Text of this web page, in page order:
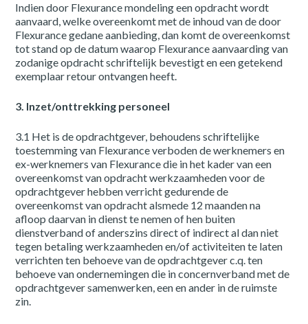
Indien door Flexurance mondeling een opdracht wordt
aanvaard, welke overeenkomt met de inhoud van de door
Flexurance gedane aanbieding, dan komt de overeenkomst
tot stand op de datum waarop Flexurance aanvaarding van
zodanige opdracht schriftelijk bevestigt en een getekend
exemplaar retour ontvangen heeft.
3. Inzet/onttrekking personeel
3.1 Het is de opdrachtgever, behoudens schriftelijke
toestemming van Flexurance verboden de werknemers en
ex-werknemers van Flexurance die in het kader van een
overeenkomst van opdracht werkzaamheden voor de
opdrachtgever hebben verricht gedurende de
overeenkomst van opdracht alsmede 12 maanden na
afloop daarvan in dienst te nemen of hen buiten
dienstverband of anderszins direct of indirect al dan niet
tegen betaling werkzaamheden en/of activiteiten te laten
verrichten ten behoeve van de opdrachtgever c.q. ten
behoeve van ondernemingen die in concernverband met de
opdrachtgever samenwerken, een en ander in de ruimste
zin.